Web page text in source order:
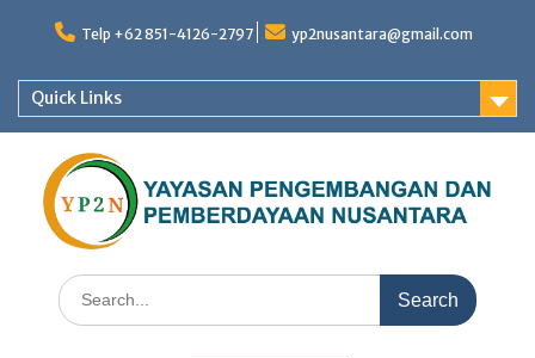
Telp +62 851-4126-2797 yp2nusantara@gmail.com
Quick Links
Search
for: